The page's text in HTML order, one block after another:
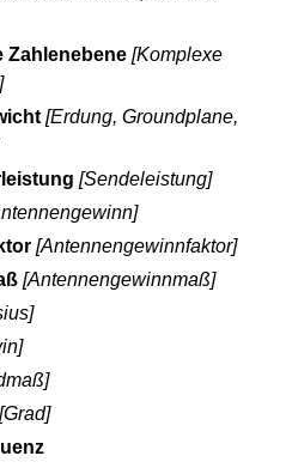
Zahlenebene[Komplexe
[Erdung, Groundplane,
[Sendeleistung]
[Antennengewinnfaktor]
[Antennengewinnmaß]